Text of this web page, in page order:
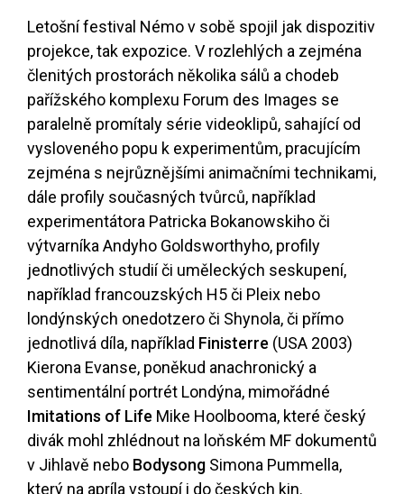
Letošní festival Némo v sobě spojil jak dispozitiv
projekce, tak expozice. V rozlehlých a zejména
členitých prostorách několika sálů a chodeb
pařížského komplexu Forum des Images se
paralelně promítaly série videoklipů, sahající od
vysloveného popu k experimentům, pracujícím
zejména s nejrůznějšími animačními technikami,
dále profily současných tvůrců, například
experimentátora Patricka Bokanowskiho či
výtvarníka Andyho Goldsworthyho, profily
jednotlivých studií či uměleckých seskupení,
například francouzských H5 či Pleix nebo
londýnských onedotzero či Shynola, či přímo
jednotlivá díla, například Finisterre (USA 2003)
Kierona Evanse, poněkud anachronický a
sentimentální portrét Londýna, mimořádné
Imitations of Life Mike Hoolbooma, které český
divák mohl zhlédnout na loňském MF dokumentů
v Jihlavě nebo Bodysong Simona Pummella,
který na apríla vstoupí i do českých kin.